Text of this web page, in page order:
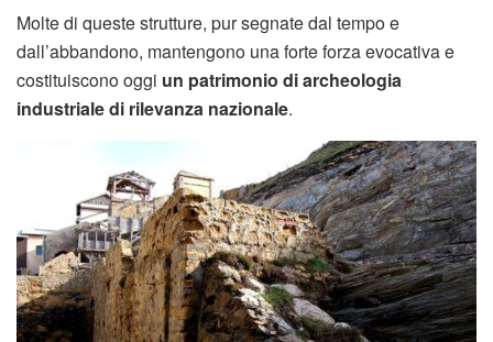
Molte di queste strutture, pur segnate dal tempo e
dall’abbandono, mantengono una forte forza evocativa e
costituiscono oggi un patrimonio di archeologia
industriale di rilevanza nazionale.